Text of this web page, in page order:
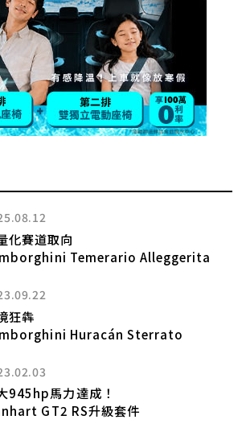
化賽道取向
Temerario Alleggerita
狂犇
Huracán Sterrato
945hp馬力達成！
GT2 RS升級套件